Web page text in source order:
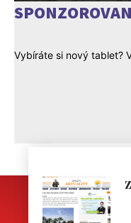
Vybíráte si nový tablet?